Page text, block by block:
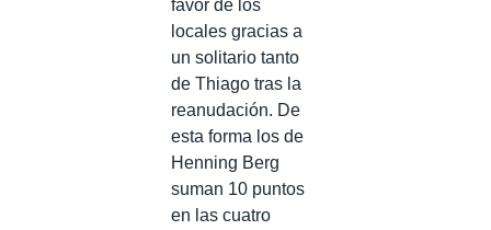
favor de los
locales gracias a
un solitario tanto
de Thiago tras la
reanudación. De
esta forma los de
Henning Berg
suman 10 puntos
en las cuatro